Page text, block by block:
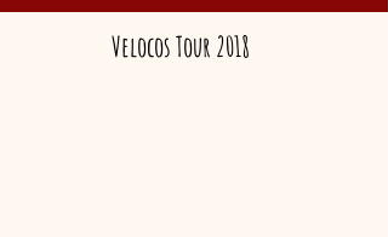
Velocos Tour 2018